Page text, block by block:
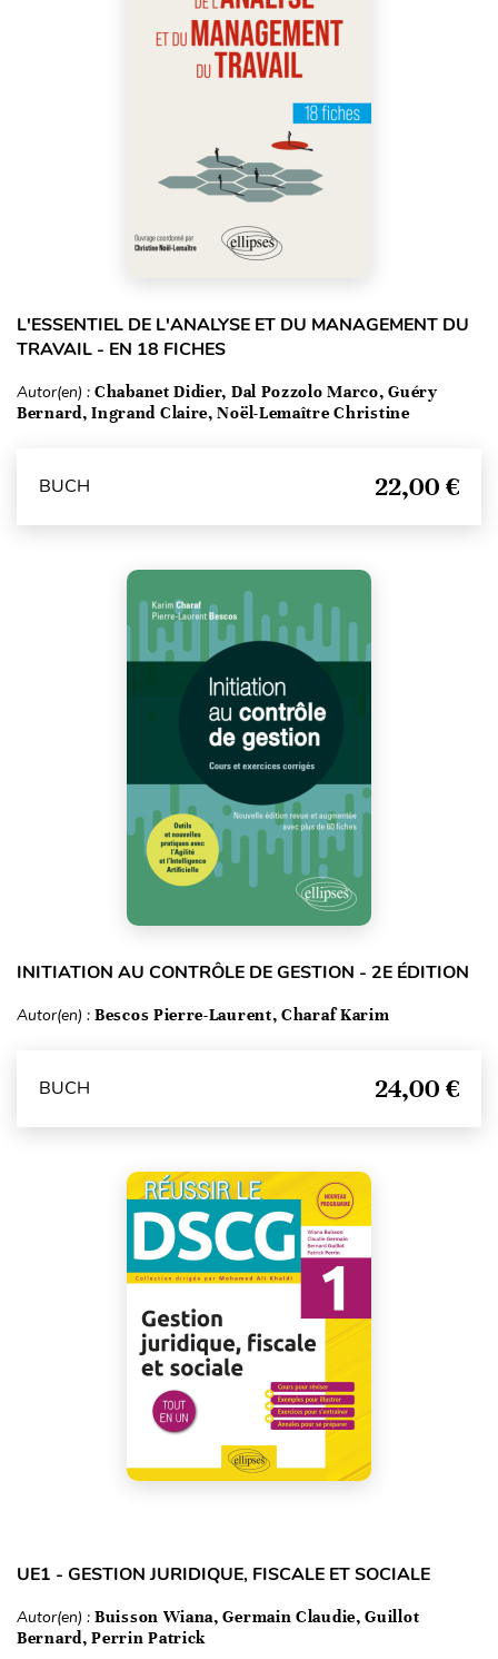
L'ESSENTIEL DE L'ANALYSE ET DU MANAGEMENT DU
TRAVAIL - EN 18 FICHES
Autor(en) : Chabanet Didier, Dal Pozzolo Marco, Guéry
Bernard, Ingrand Claire, Noël-Lemaître Christine
BUCH 22,00 €
INITIATION AU CONTRÔLE DE GESTION - 2E ÉDITION
Autor(en) : Bescos Pierre-Laurent, Charaf Karim
BUCH 24,00 €
UE1 - GESTION JURIDIQUE, FISCALE ET SOCIALE
Autor(en) : Buisson Wiana, Germain Claudie, Guillot
Bernard, Perrin Patrick